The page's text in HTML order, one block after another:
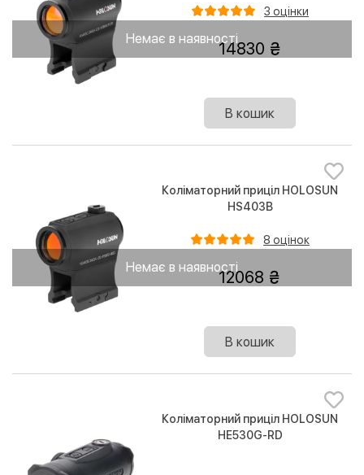
Немає в наявності
3 оцінки
14830
В кошик
Немає в наявності
Коліматорний приціл HOLOSUN
HS403B
8 оцінок
12068
В кошик
Коліматорний приціл HOLOSUN
HE530G-RD